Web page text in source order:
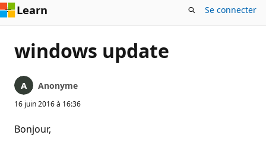
Learn Se connecter
windows update
Anonyme
16 juin 2016 à 16:36
Bonjour,